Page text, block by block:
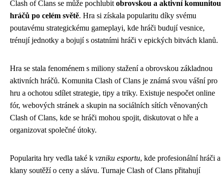
Clash of Clans se může pochlubit obrovskou a aktivní komunitou
hráčů po celém světě. Hra si získala popularitu díky svému
poutavému strategickému gameplayi, kde hráči budují vesnice,
trénují jednotky a bojují s ostatními hráči v epických bitvách klanů.
Hra se stala fenoménem s miliony stažení a obrovskou základnou
aktivních hráčů. Komunita Clash of Clans je známá svou vášní pro
hru a ochotou sdílet strategie, tipy a triky. Existuje nespočet online
fór, webových stránek a skupin na sociálních sítích věnovaných
Clash of Clans, kde se hráči mohou spojit, diskutovat o hře a
organizovat společné útoky.
Popularita hry vedla také k vzniku esportu, kde profesionální hráči a
klany soutěží o ceny a slávu. Turnaje Clash of Clans přitahují